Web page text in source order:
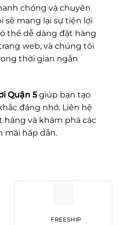
chóng và chuyên
sẽ mang lại sự tiện lợi
thể dễ dàng đặt hàng
web, và chúng tôi
thời gian ngắn
Quận 5giúp bạn tạo
đáng nhớ. Liên hệ
hàng và khám phá các
mãi hấp dẫn.
FREESHIP